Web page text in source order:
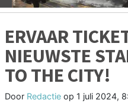
ERVAAR
NIEUWSTE
TO THE CITY!
Door Redactie op 1 juli 2024,